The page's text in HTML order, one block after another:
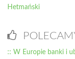
Hetmański
:: W Europie banki i